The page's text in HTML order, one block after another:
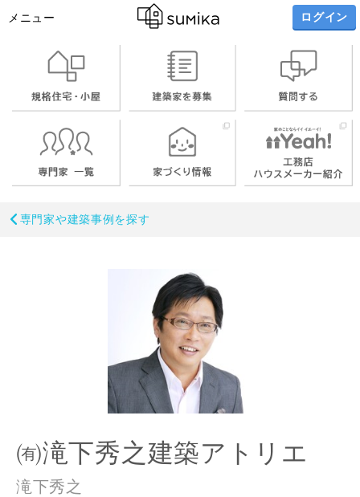
メニュー ログイン
専門家や建築事例を探す
㈲滝下秀之建築アトリエ
滝下秀之